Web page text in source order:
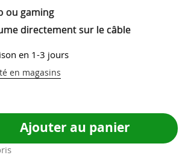
ou gaming
directement sur le câble
en 1-3 jours
en magasins
Ajouter au panier